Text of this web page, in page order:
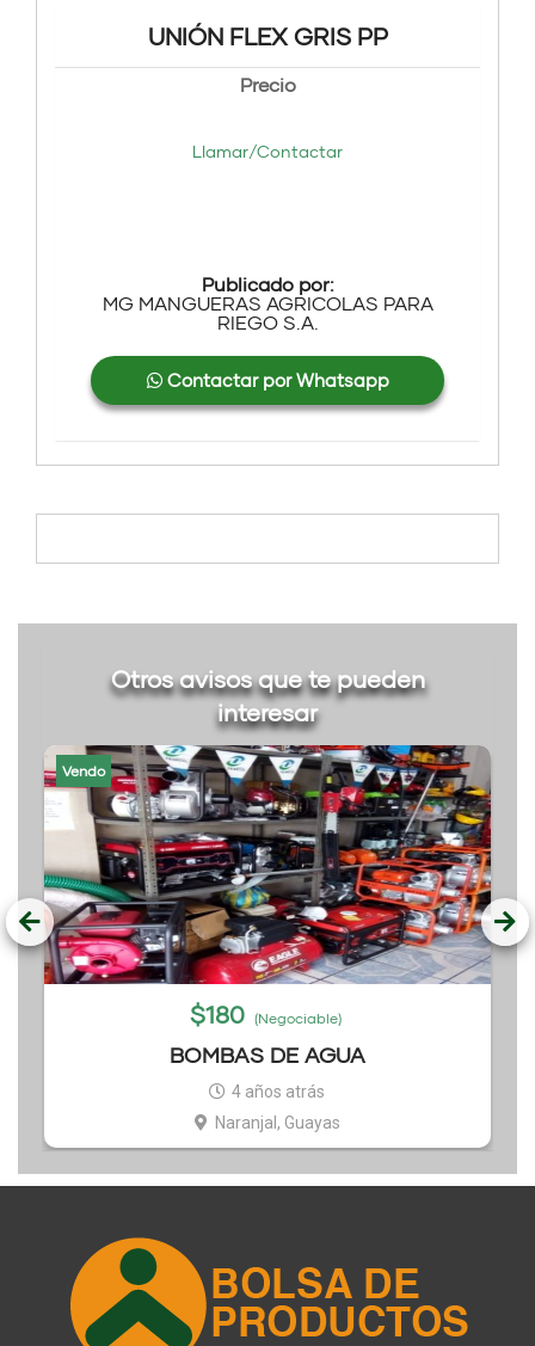
UNIÓN FLEX GRIS PP
Precio
Llamar/Contactar
Publicado por:
MG MANGUERAS AGRICOLAS PARA
RIEGO S.A.
Contactar por Whatsapp
Otros avisos que te pueden
interesar
Vendo
$180 (Negociable)
BOMBAS DE AGUA
4 años atrás
Naranjal, Guayas